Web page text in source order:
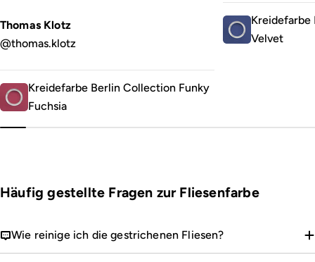
Thomas Klotz
@thomas.klotz
Kreidefarbe Berlin Collection Funky
Fuchsia
Kreidefarbe
Velvet
Häufig gestellte Fragen zur Fliesenfarbe
Wie reinige ich die gestrichenen Fliesen?